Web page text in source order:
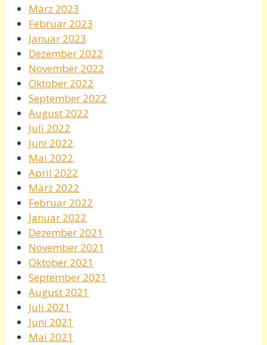
März 2023
Februar 2023
Januar 2023
Dezember 2022
November 2022
Oktober 2022
September 2022
August 2022
Juli 2022
Juni 2022
Mai 2022
April 2022
März 2022
Februar 2022
Januar 2022
Dezember 2021
November 2021
Oktober 2021
September 2021
August 2021
Juli 2021
Juni 2021
Mai 2021